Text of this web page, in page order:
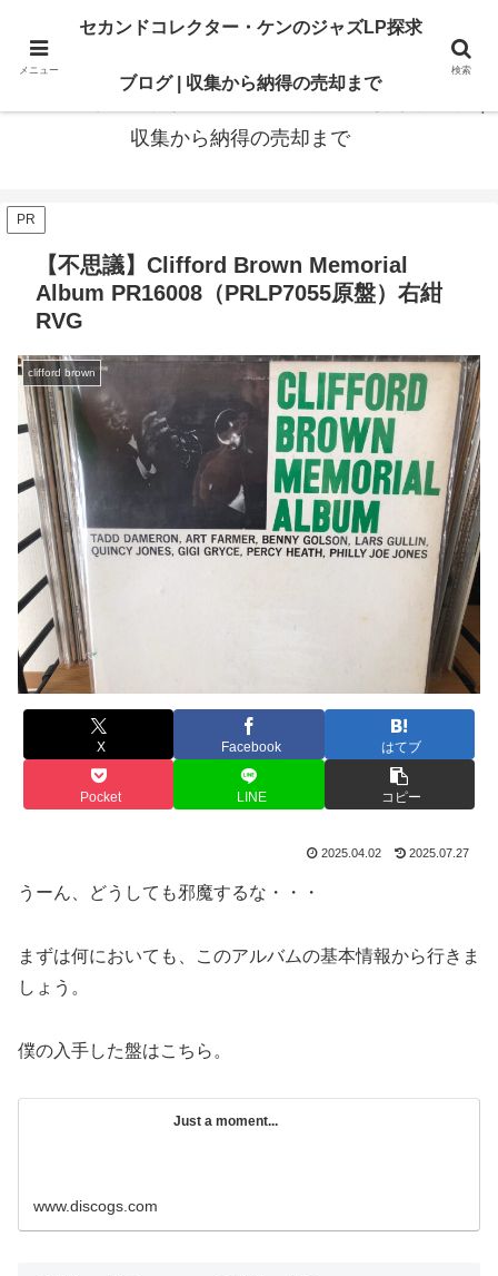
最高の“一枚”は、いつも知識の先にある。オリジナル盤も、賢いセカンド盤
収集から納得の売却まで
PR
【不思議】Clifford Brown Memorial
Album PR16008（PRLP7055原盤）右紺
RVG
clifford brown
X Facebook はてブ
Pocket LINE コピー
2025.04.02 2025.07.27
うーん、どうしても邪魔するな・・・
まずは何においても、このアルバムの基本情報から行きま
しょう。
僕の入手した盤はこちら。
Just a moment...
www.discogs.com
メニュー
セカンドコレクター・ケンのジャズLP探求
ブログ | 収集から納得の売却まで
検索